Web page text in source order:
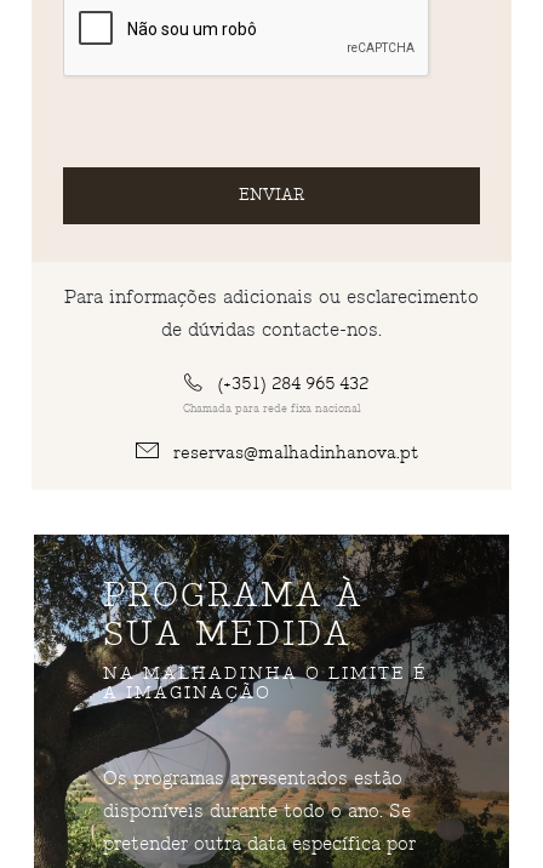
ENVIAR
Para informações adicionais ou esclarecimento
de dúvidas contacte-nos.
(+351) 284 965 432
Chamada para rede fixa nacional
reservas@malhadinhanova.pt
PROGRAMA À
SUA MEDIDA
NA MALHADINHA O LIMITE É
A IMAGINAÇÃO
Os programas apresentados estão
disponíveis durante todo o ano. Se
pretender outra data específica por